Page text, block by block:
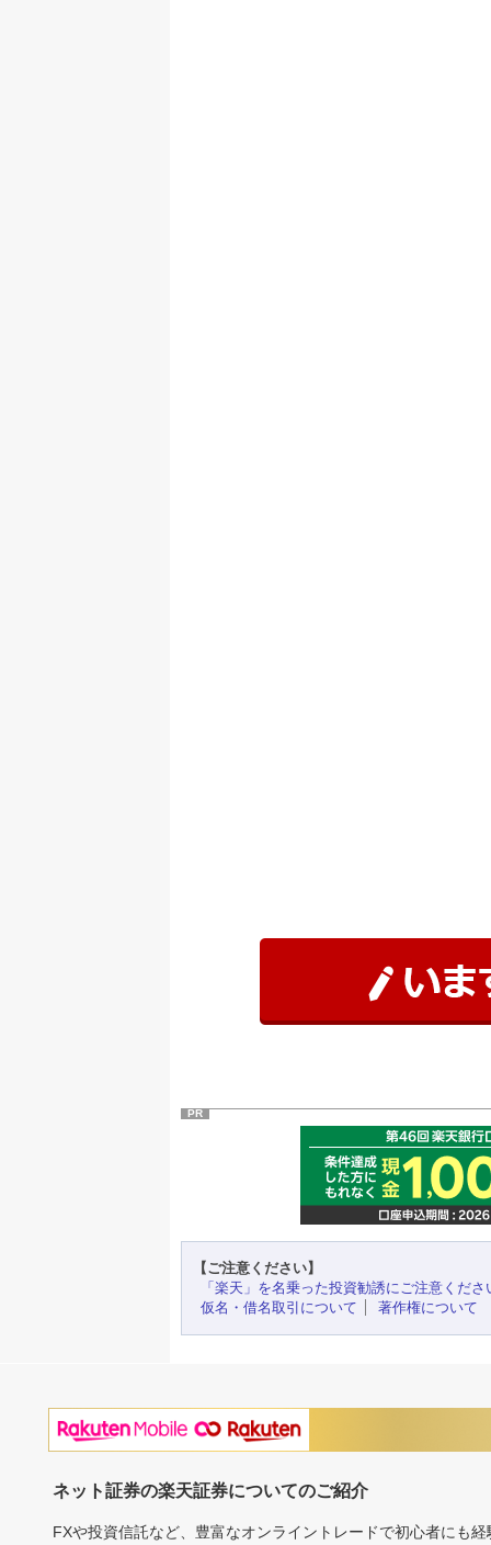
PR
【ご注意ください】
「楽天」を名乗った投資勧誘にご注意くださ
仮名・借名取引について
著作権について
ネット証券の楽天証券についてのご紹介
FXや投資信託など、豊富なオンライントレードで初心者にも